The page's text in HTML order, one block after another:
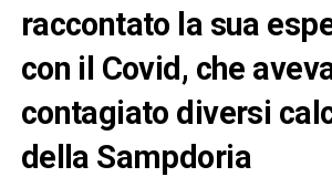
raccontato la sua
con il Covid, che
contagiato diversi
della Sampdoria